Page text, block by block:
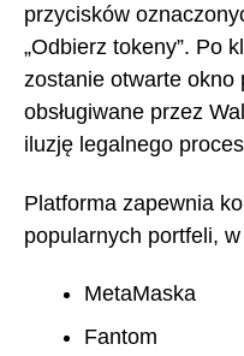
przycisków
„Odbierz tokeny”. Po
zostanie otwarte okno
obsługiwane przez
iluzję legalnego
Platforma zapewnia
popularnych portfeli,
MetaMaska
Fantom